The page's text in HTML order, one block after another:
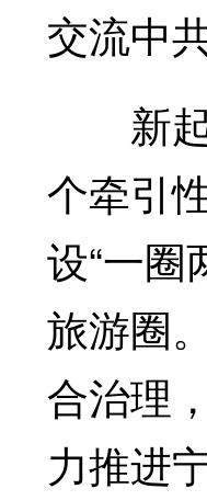
交流中
新起
个牵引
设“一圈
旅游圈
合治理
力推进